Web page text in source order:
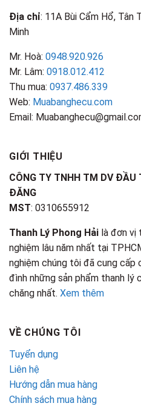
Địa chỉ: 11A Bùi Cẩm Hổ, Tân
Minh
Mr. Hoà: 0948.920.926
Mr. Lâm: 0918.012.412
Thu mua: 0937.486.339
Web: Muabanghecu.com
Email:
GIỚI THIỆU
CÔNG TY TNHH TM DV ĐẦU
ĐĂNG
MST: 0310655912
Thanh Lý Phong Hải là đơn vị
nghiệm lâu năm nhất tại
nghiệm chúng tôi đã cung cấp
đình những sản phẩm thanh lý
chăng nhất. Xem thêm
VỀ CHÚNG TÔI
Tuyển dụng
Liên hệ
Hướng dẫn mua hàng
Chính sách mua hàng